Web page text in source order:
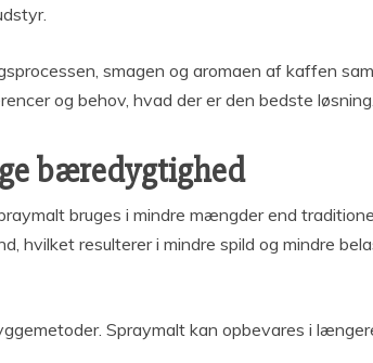
smagen og aromaen af kaffen
og behov, hvad der er den bedste løsning.
bæredygtighed
bruges i mindre mængder end
hvilket resulterer i mindre spild og mindre
Spraymalt kan opbevares i